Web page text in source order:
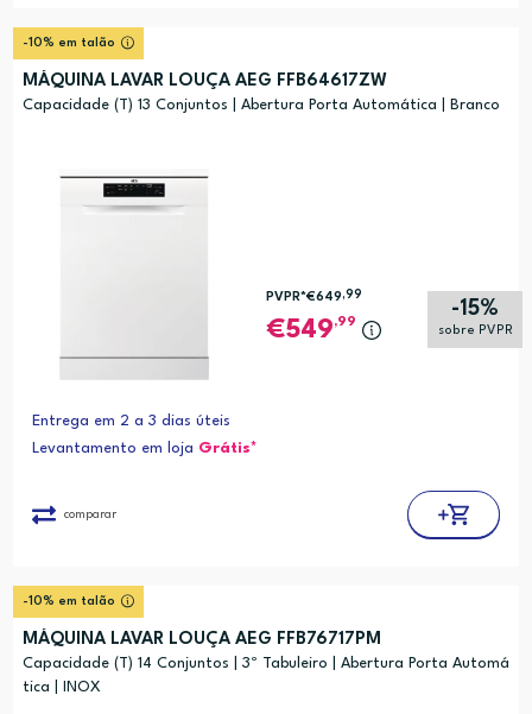
-10% em talão
MÁQUINA LAVAR LOUÇA AEG FFB64617ZW
Capacidade (T) 13 Conjuntos | Abertura Porta Automática | Branco
-15%
sobre PVPR
PVPR*€649,99
549,99
Entrega em 2 a 3 dias úteis
Levantamento em loja Grátis*
comparar
-10% em talão
MÁQUINA LAVAR LOUÇA AEG FFB76717PM
Capacidade (T) 14 Conjuntos | 3º Tabuleiro | Abertura Porta Automá
tica | INOX